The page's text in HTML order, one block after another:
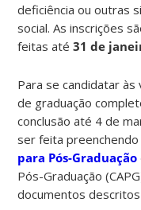
deficiência ou outras
social. As inscrições
feitas até31 de
Para se candidatar
de graduação
conclusão até 4 de
ser feita preenchendo
para Pós-Graduação
Pós-Graduação
documentos